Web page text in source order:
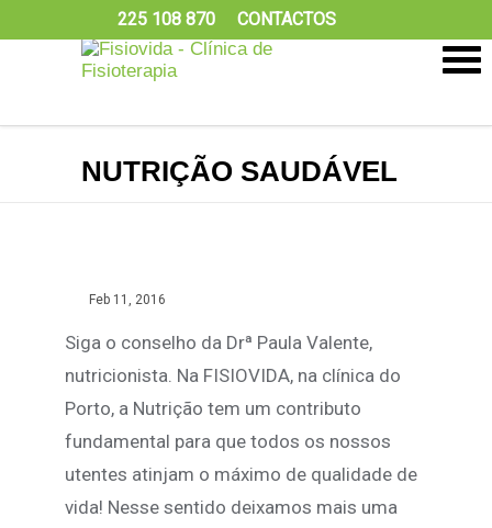
225 108 870 CONTACTOS
NUTRIÇÃO SAUDÁVEL
Feb 11, 2016
Siga o conselho da Drª Paula Valente,
nutricionista. Na FISIOVIDA, na clínica do
Porto, a Nutrição tem um contributo
fundamental para que todos os nossos
utentes atinjam o máximo de qualidade de
vida! Nesse sentido deixamos mais uma